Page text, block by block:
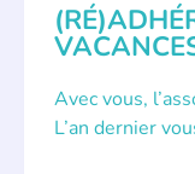
Avec vous,
L’an dernier